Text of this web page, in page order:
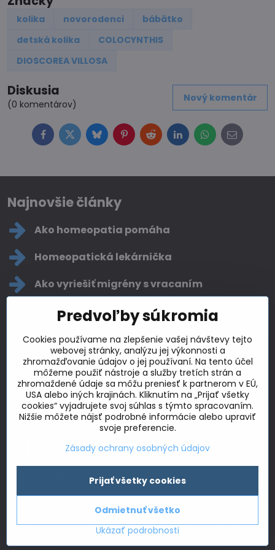
kolika novorodenci
bábätko
detská kolika
COLOCYNTHIS
DIOSCOREA VILLOSA
Diskusia
(0 komentárov)
Nový komentár
FacebookTwitterBlueskyPinterestRedditLinkedInWhatsApp
E-
mail
Najnovšie články
Ako homeopatia pomáha
Homeopatická lekárnička
Ako vyriešiť migrény s vracaním
Objednajte sa na konzultáciu
kuschelka​​@gmail​​.com
+421 904 632 965
Adresa
28. októbra 12
Trenčín
Ostaňme v kontakte
©2026Copyright
Predvoľby súkromiaZásady ochrany osobných údajov
Vytvorené pomocou:BiznisWeb.sk
Predvoľby súkromia
Cookies používame na zlepšenie vašej návštevy tejto
webovej stránky, analýzu jej výkonnosti a
zhromažďovanie údajov o jej používaní. Na tento účel
môžeme použiť nástroje a služby tretích strán a
zhromaždené údaje sa môžu preniesť k partnerom v EÚ,
USA alebo iných krajinách. Kliknutím na „Prijať všetky
cookies“ vyjadrujete svoj súhlas s týmto spracovaním.
Nižšie môžete nájsť podrobné informácie alebo upraviť
svoje preferencie.
Zásady ochrany osobných údajov
Ukázať podrobnosti
Prijať všetky cookies
Odmietnuť všetko